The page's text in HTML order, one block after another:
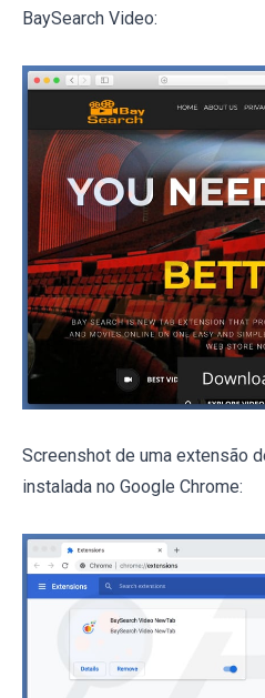
BaySearch Video:
Screenshot de uma extensão
instalada no Google Chrome: